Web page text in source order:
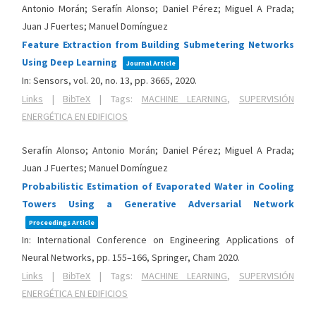
Antonio Morán; Serafín Alonso; Daniel Pérez; Miguel A Prada;
Juan J Fuertes; Manuel Domínguez
Feature Extraction from Building Submetering Networks
Using Deep Learning
Journal Article
In: Sensors, vol. 20, no. 13, pp. 3665, 2020.
Links | BibTeX | Tags: MACHINE LEARNING,SUPERVISIÓN
ENERGÉTICA EN EDIFICIOS
Serafín Alonso; Antonio Morán; Daniel Pérez; Miguel A Prada;
Juan J Fuertes; Manuel Domínguez
Probabilistic Estimation of Evaporated Water in Cooling
Towers Using a Generative Adversarial Network
Proceedings Article
In: International Conference on Engineering Applications of
Neural Networks, pp. 155–166, Springer, Cham 2020.
Links | BibTeX | Tags: MACHINE LEARNING,SUPERVISIÓN
ENERGÉTICA EN EDIFICIOS